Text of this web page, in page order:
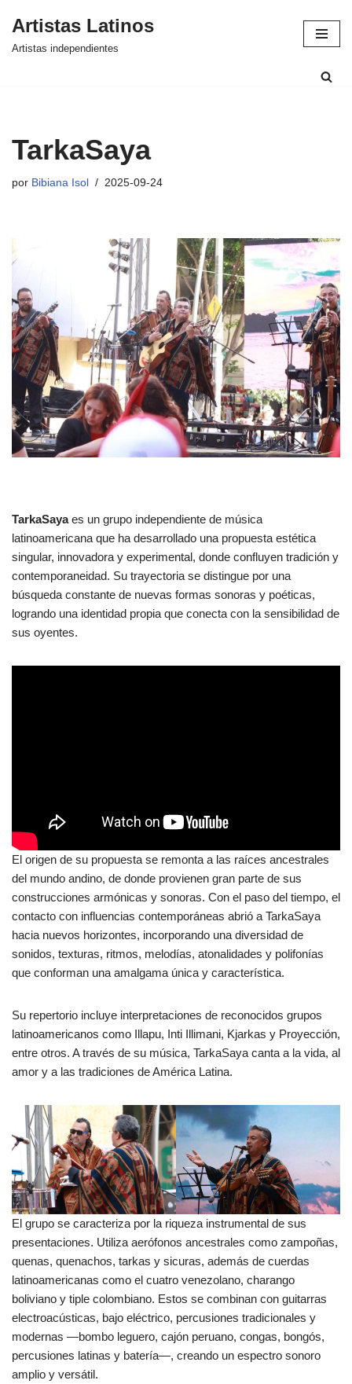
Saltar
Artistas Latinos
Artistas independientes
TarkaSaya
por Bibiana Isol 2025-09-24
TarkaSayaes un grupo independiente de música
latinoamericana que ha desarrollado una propuesta estética
singular, innovadora y experimental, donde confluyen tradición y
contemporaneidad. Su trayectoria se distingue por una
búsqueda constante de nuevas formas sonoras y poéticas,
logrando una identidad propia que conecta con la sensibilidad de
sus oyentes.
El origen de su propuesta se remonta a las raíces ancestrales
del mundo andino, de donde provienen gran parte de sus
construcciones armónicas y sonoras. Con el paso del tiempo, el
contacto con influencias contemporáneas abrió a TarkaSaya
hacia nuevos horizontes, incorporando una diversidad de
sonidos, texturas, ritmos, melodías, atonalidades y polifonías
que conforman una amalgama única y característica.
Su repertorio incluye interpretaciones de reconocidos grupos
latinoamericanos como Illapu, Inti Illimani, Kjarkas y Proyección,
entre otros. A través de su música, TarkaSaya canta a la vida, al
amor y a las tradiciones de América Latina.
El grupo se caracteriza por la riqueza instrumental de sus
presentaciones. Utiliza aerófonos ancestrales como zampoñas,
quenas, quenachos, tarkas y sicuras, además de cuerdas
latinoamericanas como el cuatro venezolano, charango
boliviano y tiple colombiano. Estos se combinan con guitarras
electroacústicas, bajo eléctrico, percusiones tradicionales y
modernas —bombo leguero, cajón peruano, congas, bongós,
percusiones latinas y batería—, creando un espectro sonoro
amplio y versátil.